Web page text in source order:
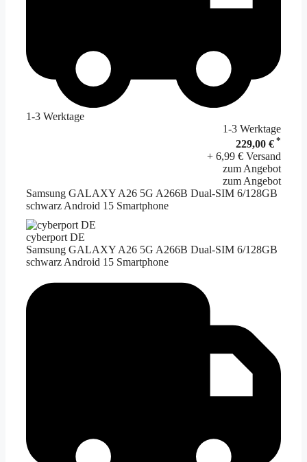
1-3 Werktage
1-3 Werktage
229,00 € *
+ 6,99 € Versand
zum Angebot
zum Angebot
Samsung GALAXY A26 5G A266B Dual-SIM 6/128GB
schwarz Android 15 Smartphone
cyberport DE
Samsung GALAXY A26 5G A266B Dual-SIM 6/128GB
schwarz Android 15 Smartphone